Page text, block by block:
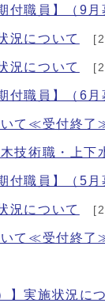
付職員】（9
況について
況について
付職員】（6
いて≪受付終了
技術職・上
付職員】（5
況について
いて≪受付終了
】実施状況に